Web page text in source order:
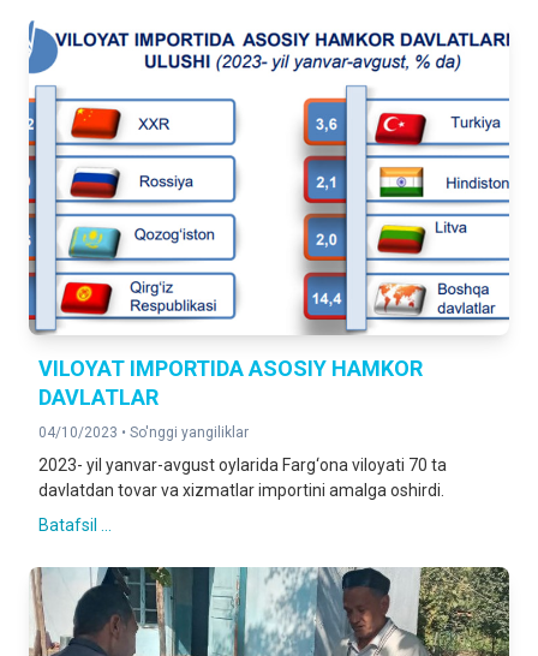
VILOYAT IMPORTIDA ASOSIY HAMKOR
DAVLATLAR
04/10/2023 • So'nggi yangiliklar
2023- yil yanvar-avgust oylarida Farg‘ona viloyati 70 ta
davlatdan tovar va xizmatlar importini amalga oshirdi.
Batafsil ...